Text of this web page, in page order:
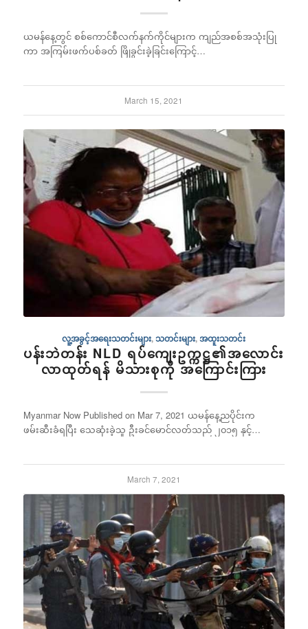
ယမန်နေ့တွင် စစ်ကောင်စီလက်နက်ကိုင်များက ကျည်အစစ်အသုံးပြု
ကာ အကြမ်းဖက်ပစ်ခတ် ဖြိုခွင်းခဲ့ခြင်းကြောင့်…
March 15, 2021
လူ့အခွင့်အရေးသတင်းများ,သတင်းများ,အထူးသတင်း
ပန်းဘဲတန်း NLD ရပ်ကျေးဥက္ကဋ္ဌ၏အလောင်း
လာထုတ်ရန် မိသားစုကို အကြောင်းကြား
Myanmar Now Published on Mar 7, 2021 ယမန်နေ့ညပိုင်းက
ဖမ်းဆီးခံရပြီး သေဆုံးခဲ့သူ ဦးခင်မောင်လတ်သည် ၂၀၁၅ နှင့်…
March 7, 2021